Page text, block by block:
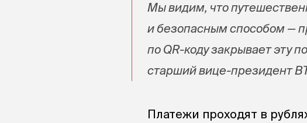
Мы видим, что
и безопасным способом —
по QR-коду закрывает эту
старший вице-президент
Платежи проходят в